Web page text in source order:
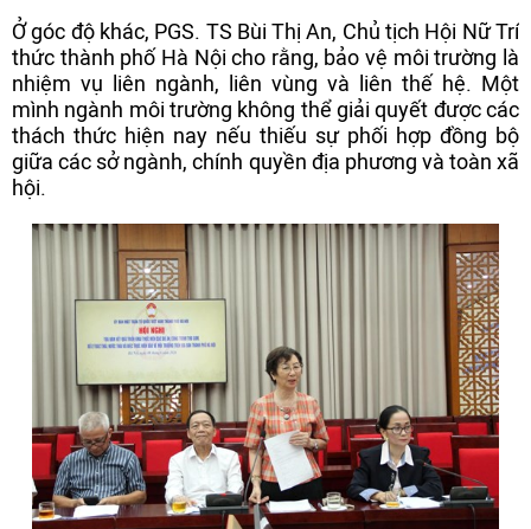
Ở góc độ khác, PGS. TS Bùi Thị An, Chủ tịch Hội Nữ Trí
thức thành phố Hà Nội cho rằng, bảo vệ môi trường là
nhiệm vụ liên ngành, liên vùng và liên thế hệ. Một
mình ngành môi trường không thể giải quyết được các
thách thức hiện nay nếu thiếu sự phối hợp đồng bộ
giữa các sở ngành, chính quyền địa phương và toàn xã
hội.